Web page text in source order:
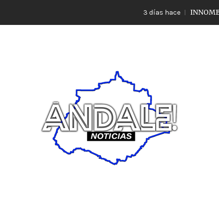
3 días hace INNOMBRABLE